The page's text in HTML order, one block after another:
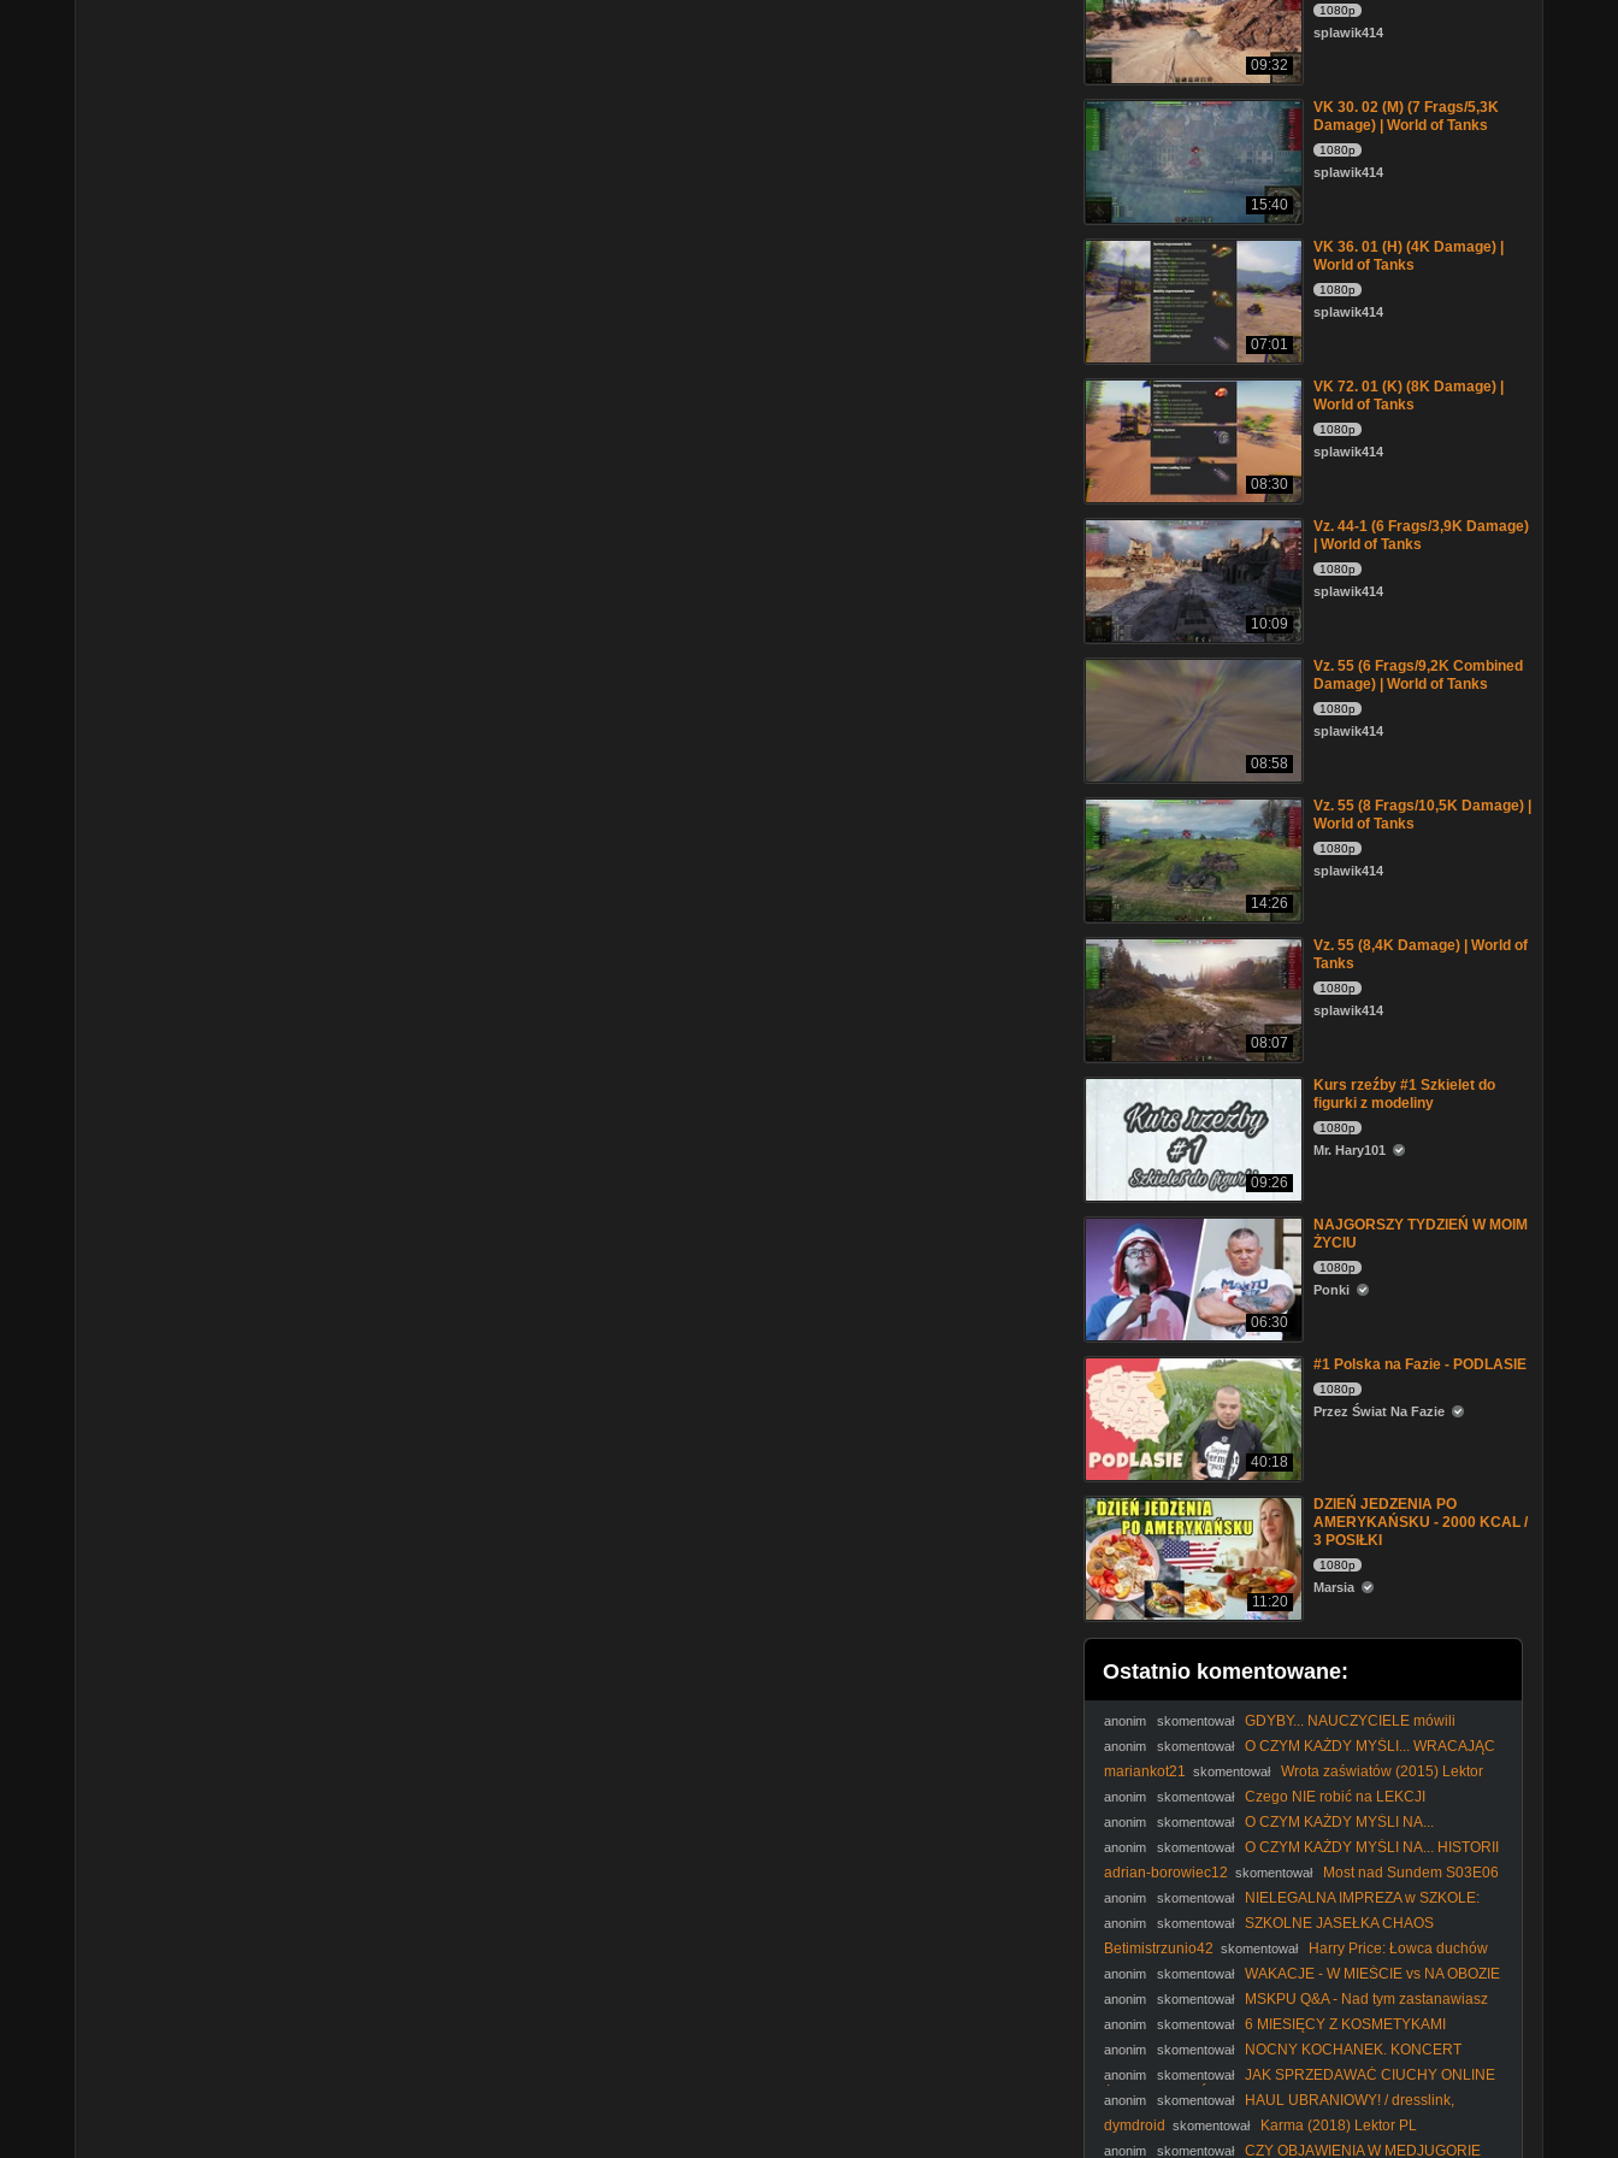
09:32
1080p
splawik414
15:40
VK 30. 02 (M) (7 Frags/5,3K
Damage) | World of Tanks
1080p
splawik414
07:01
VK 36. 01 (H) (4K Damage) |
World of Tanks
1080p
splawik414
08:30
VK 72. 01 (K) (8K Damage) |
World of Tanks
1080p
splawik414
10:09
Vz. 44-1 (6 Frags/3,9K Damage)
| World of Tanks
1080p
splawik414
08:58
Vz. 55 (6 Frags/9,2K Combined
Damage) | World of Tanks
1080p
splawik414
14:26
Vz. 55 (8 Frags/10,5K Damage) |
World of Tanks
1080p
splawik414
08:07
Vz. 55 (8,4K Damage) | World of
Tanks
1080p
splawik414
09:26
Kurs rzeźby #1 Szkielet do
figurki z modeliny
1080p
Mr. Hary101
06:30
NAJGORSZY TYDZIEŃ W MOIM
ŻYCIU
1080p
Ponki
40:18
#1 Polska na Fazie - PODLASIE
1080p
Przez Świat Na Fazie
11:20
DZIEŃ JEDZENIA PO
AMERYKAŃSKU - 2000 KCAL /
3 POSIŁKI
1080p
Marsia
Ostatnio komentowane:
anonim skomentował
GDYBY... NAUCZYCIELE mówili
PRAWDĘ
anonim skomentował
O CZYM KAŻDY MYŚLI... WRACAJĄC
ZE SZKOŁY
mariankot21 skomentował
Wrota zaświatów (2015) Lektor
anonim skomentował Czego NIE robić na LEKCJI
anonim skomentował
O CZYM KAŻDY MYŚLI NA...
SPRAWDZIANIE
anonim skomentował
O CZYM KAŻDY MYŚLI NA... HISTORII
adrian-borowiec12 skomentował
Most nad Sundem S03E06
Lektor PL
anonim skomentował
NIELEGALNA IMPREZA w SZKOLE:
PART 2
anonim skomentował
SZKOLNE JASEŁKA CHAOS
Betimistrzunio42 skomentował
Harry Price: Łowca duchów
(2015) Lektor PL
anonim skomentował WAKACJE - W MIEŚCIE vs NA OBOZIE
anonim skomentował
MSKPU Q&A - Nad tym zastanawiasz
się zanim zaaplikujesz
anonim skomentował
6 MIESIĘCY Z KOSMETYKAMI
DOMOWEJ ROBOTY - feat BLOG FASOLKI
anonim skomentował NOCNY KOCHANEK. KONCERT
anonim skomentował
JAK SPRZEDAWAĆ CIUCHY ONLINE
ŻEBY ZAROBIĆ KASĘ
anonim skomentował
HAUL UBRANIOWY! / dresslink,
cndirect, lalalilo, ericdress, bransoletki przyjazni
dymdroid skomentował Karma (2018) Lektor PL
anonim skomentował CZY OBJAWIENIA W MEDJUGORIE